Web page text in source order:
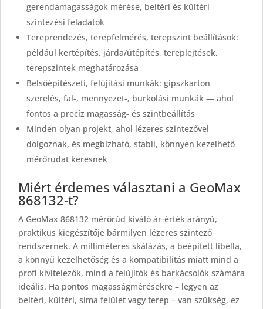
gerendamagasságok mérése, beltéri és kültéri
szintezési feladatok
Tereprendezés, terepfelmérés, terepszint beállítások:
például kertépítés, járda/útépítés, tereplejtések,
terepszintek meghatározása
Belsőépítészeti, felújítási munkák: gipszkarton
szerelés, fal-, mennyezet-, burkolási munkák — ahol
fontos a precíz magasság- és szintbeállítás
Minden olyan projekt, ahol lézeres szintezővel
dolgoznak, és megbízható, stabil, könnyen kezelhető
mérőrudat keresnek
Miért érdemes választani a GeoMax
868132-t?
A GeoMax 868132 mérőrúd kiváló ár-érték arányú,
praktikus kiegészítője bármilyen lézeres szintező
rendszernek. A milliméteres skálázás, a beépített libella,
a könnyű kezelhetőség és a kompatibilitás miatt mind a
profi kivitelezők, mind a felújítók és barkácsolók számára
ideális. Ha pontos magasságmérésekre – legyen az
beltéri, kültéri, sima felület vagy terep – van szükség, ez